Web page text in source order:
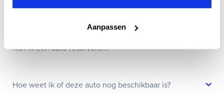
Aanpassen
Wanneer kan ik een proefrit maken?
Kan ik een auto reserveren?
Hoe weet ik of deze auto nog beschikbaar is?